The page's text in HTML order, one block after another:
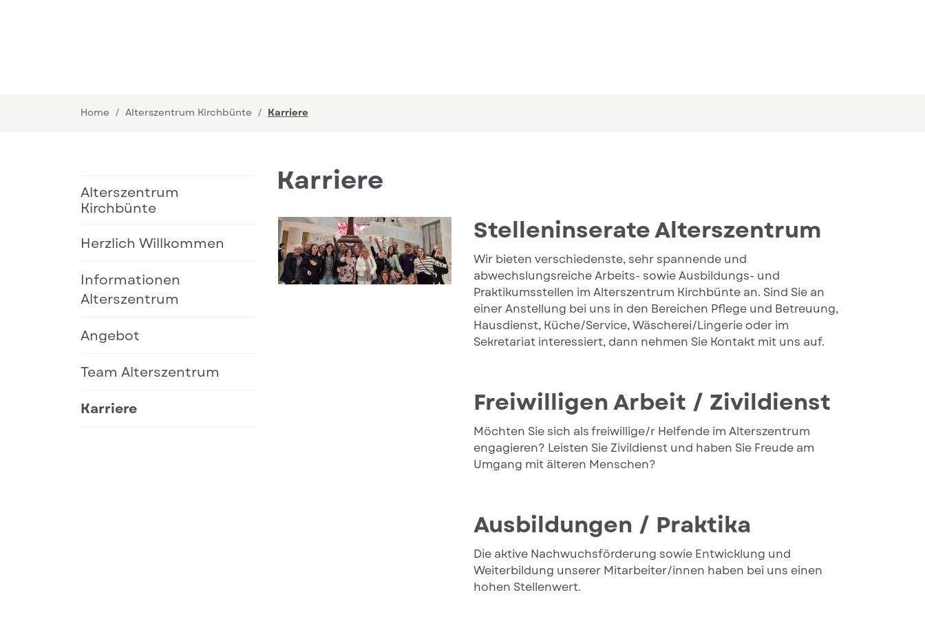
Home Alterszentrum Kirchbünte Karriere(ausgewählt)
Alterszentrum
Kirchbünte
Herzlich Willkommen
Informationen
Alterszentrum
Angebot
Team Alterszentrum
Karriere
Karriere
Stelleninserate Alterszentrum
Wir bieten verschiedenste, sehr spannende und
abwechslungsreiche Arbeits- sowie Ausbildungs- und
Praktikumsstellen im Alterszentrum Kirchbünte an. Sind Sie an
einer Anstellung bei uns in den Bereichen Pflege und Betreuung,
Hausdienst, Küche/Service, Wäscherei/Lingerie oder im
Sekretariat interessiert, dann nehmen Sie Kontakt mit uns auf.
Freiwilligen Arbeit / Zivildienst
Möchten Sie sich als freiwillige/r Helfende im Alterszentrum
engagieren? Leisten Sie Zivildienst und haben Sie Freude am
Umgang mit älteren Menschen?
Ausbildungen / Praktika
Die aktive Nachwuchsförderung sowie Entwicklung und
Weiterbildung unserer Mitarbeiter/innen haben bei uns einen
hohen Stellenwert.